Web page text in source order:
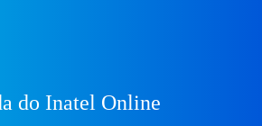
do Inatel Online